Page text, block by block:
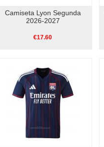
Camiseta Lyon Segunda
2026-2027
€17.60